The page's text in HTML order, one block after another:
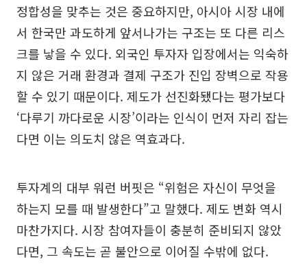
정합성을 맞추는 것은 중요하지만, 아시아 시장 내에
서 한국만 과도하게 앞서나가는 구조는 또 다른 리스
크를 낳을 수 있다. 외국인 투자자 입장에서는 익숙하
지 않은 거래 환경과 결제 구조가 진입 장벽으로 작용
할 수 있기 때문이다. 제도가 선진화됐다는 평가보다
‘다루기 까다로운 시장’이라는 인식이 먼저 자리 잡는
다면 이는 의도치 않은 역효과다.
투자계의 대부 워런 버핏은 “위험은 자신이 무엇을
하는지 모를 때 발생한다”고 말했다. 제도 변화 역시
마찬가지다. 시장 참여자들이 충분히 준비되지 않았
다면, 그 속도는 곧 불안으로 이어질 수밖에 없다.